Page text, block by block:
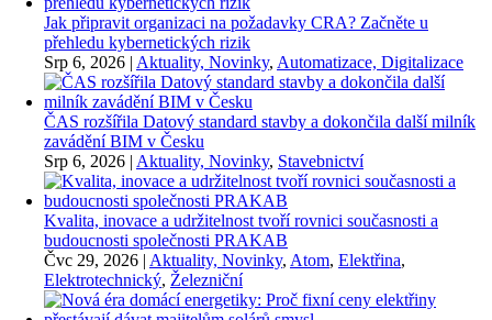
Jak připravit organizaci na požadavky CRA? Začněte u
přehledu kybernetických rizik
Srp 6, 2026 | Aktuality, Novinky, Automatizace, Digitalizace
ČAS rozšířila Datový standard stavby a dokončila další milník
zavádění BIM v Česku
Srp 6, 2026 | Aktuality, Novinky, Stavebnictví
Kvalita, inovace a udržitelnost tvoří rovnici současnosti a
budoucnosti společnosti PRAKAB
Čvc 29, 2026 | Aktuality, Novinky, Atom, Elektřina,
Elektrotechnický, Železniční